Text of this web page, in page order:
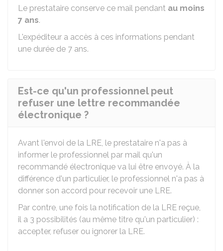
Le prestataire conserve ce mail pendant au moins
7 ans.
L'expéditeur a accès à ces informations pendant
une durée de 7 ans.
Est-ce qu'un professionnel peut
refuser une lettre recommandée
électronique ?
Avant l'envoi de la LRE, le prestataire n'a pas à
informer le professionnel par mail qu'un
recommandé électronique va lui être envoyé. À la
différence d'un particulier, le professionnel n'a pas à
donner son accord pour recevoir une LRE.
Par contre, une fois la notification de la LRE reçue,
il a 3 possibilités (au même titre qu'un particulier) :
accepter, refuser ou ignorer la LRE.